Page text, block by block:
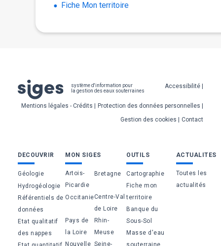
Fiche Mon territoire
système d'information pour
la gestion des eaux souterraines
Pied
de
page
Accessibilité
Mentions légales - Crédits
Protection des données personnelles
Gestion des cookies
Contact
Bas
de
page
DECOUVRIR
Géologie
Hydrogéologie
Référentiels de
données
Etat qualitatif
des nappes
MON SIGES
Artois-
Picardie
Bretagne
OccitanieCentre-Val
de Loire
Pays de
la Loire
Rhin-
Meuse
Nouvelle Seine-
OUTILS
Cartographie
Fiche mon
territoire
Banque du
Sous-Sol
Masse d'eau
souterraine
ACTUALITES
Toutes les
actualités